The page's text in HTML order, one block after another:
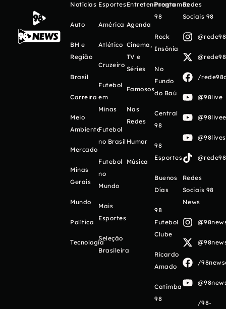
Notícias
Auto
BH e
Região
Brasil
Carreira
Meio
Ambiente
Mercado
Minas
Gerais
Mundo
Política
Tecnologia
Esportes
América
Atlético
Cruzeiro
Futebol
em
Minas
Futebol
no Brasil
Futebol
no
Mundo
Mais
Esportes
Seleção
Brasileira
Entretenimento
Agenda
Cinema,
TV e
Séries
Famosos
Nas
Redes
Humor
Música
Programas
98
Rock
Insônia
No
Fundo
do Baú
Central
98
98
Esportes
Buenos
Días
98
Futebol
Clube
Ricardo
Amado
Catimba
98
Redes
Sociais 98
/
@98live
Redes
Sociais 98
News
/
/98-